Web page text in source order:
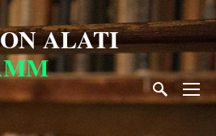
ALATI